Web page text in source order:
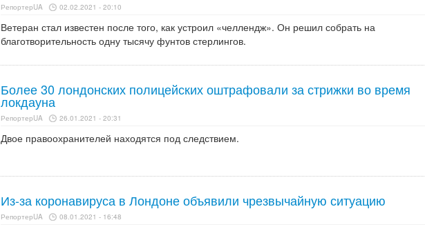
РепортерUA 02.02.2021 - 20:10
Ветеран стал известен после того, как устроил «челлендж». Он решил собрать на
благотворительность одну тысячу фунтов стерлингов.
Более 30 лондонских полицейских оштрафовали за стрижки во время
локдауна
РепортерUA 26.01.2021 - 20:31
Двое правоохранителей находятся под следствием.
Из-за коронавируса в Лондоне объявили чрезвычайную ситуацию
РепортерUA 08.01.2021 - 16:48